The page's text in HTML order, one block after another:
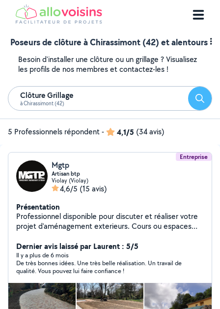
Poseurs de clôture à Chirassimont (42) et alentours
Besoin d'installer une clôture ou un grillage ? Visualisez
les profils de nos membres et contactez-les !
Clôture Grillage
à Chirassimont (42)
5 Professionnels répondent- 4,1/5 (34 avis)
Entreprise
Mgtp
Artisan btp
Violay (Violay)
4,6/5 (15 avis)
Présentation
Professionnel disponible pour discuter et réaliser votre
projet d'aménagement exterieurs. Cours ou espaces
dallage ou pavés Application et préparations pour
enrobés, betons désactivés, ghorrs, calcaires stabilisés.
Taille evacuation et abattages végétaux et arbres
Création projet d'aménagement exterieur Realisation
vrd ou viabilisation Pose de bordures, traverses etc
Dernier avis laissé par Laurent : 5/5
Il y a plus de 6 mois
De très bonnes idées. Une très belle réalisation. Un travail de
qualité. Vous pouvez lui faire confiance !